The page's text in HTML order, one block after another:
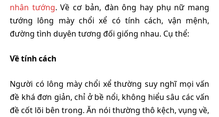
nhân tướng. Về cơ bản, đàn ông hay phụ nữ mang
tướng lông mày chổi xể có tính cách, vận mệnh,
đường tình duyên tương đối giống nhau. Cụ thể:
Về tính cách
Người có lông mày chổi xể thường suy nghĩ mọi vấn
đề khá đơn giản, chỉ ở bề nổi, không hiểu sâu các vấn
đề cốt lõi bên trong. Ăn nói thường thô kệch, vụng về,